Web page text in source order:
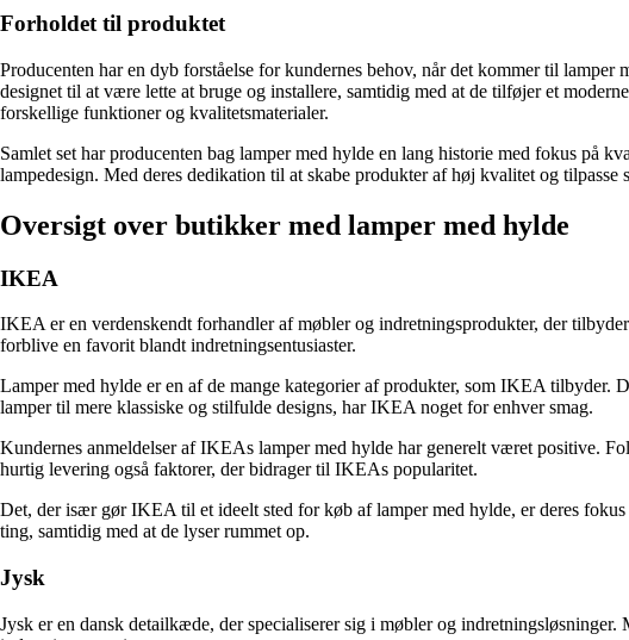
Forholdet til produktet
Producenten har en dyb forståelse for kundernes behov, når det kommer til
designet til at være lette at bruge og installere, samtidig med at de tilføjer et
forskellige funktioner og kvalitetsmaterialer.
Samlet set har producenten bag lamper med hylde en lang historie med fokus på
lampedesign. Med deres dedikation til at skabe produkter af høj kvalitet og
Oversigt over butikker med lamper med hylde
IKEA
IKEA er en verdenskendt forhandler af møbler og indretningsprodukter, der
forblive en favorit blandt indretningsentusiaster.
Lamper med hylde er en af de mange kategorier af produkter, som IKEA tilbyder.
lamper til mere klassiske og stilfulde designs, har IKEA noget for enhver smag.
Kundernes anmeldelser af IKEAs lamper med hylde har generelt været positive.
hurtig levering også faktorer, der bidrager til IKEAs popularitet.
Det, der især gør IKEA til et ideelt sted for køb af lamper med hylde, er deres
ting, samtidig med at de lyser rummet op.
Jysk
Jysk er en dansk detailkæde, der specialiserer sig i møbler og